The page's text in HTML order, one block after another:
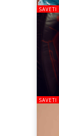
SAVETI
SAVETI